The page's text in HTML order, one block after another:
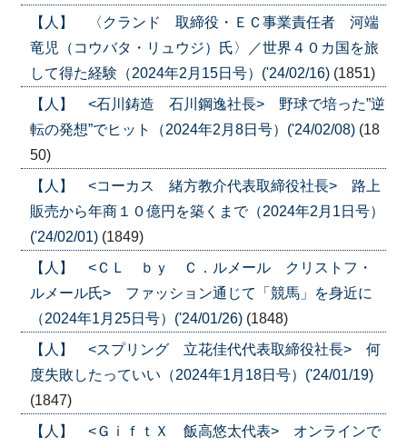
【人】 〈クランド 取締役・ＥＣ事業責任者 河端
竜児（コウバタ・リュウジ）氏〉／世界４０カ国を旅
して得た経験（2024年2月15日号）('24/02/16) (1851)
【人】 <石川鋳造 石川鋼逸社長> 野球で培った”逆
転の発想”でヒット（2024年2月8日号）('24/02/08) (18
50)
【人】 <コーカス 緒方教介代表取締役社長> 路上
販売から年商１０億円を築くまで（2024年2月1日号）
('24/02/01) (1849)
【人】 <ＣＬ ｂｙ Ｃ．ルメール クリストフ・
ルメール氏> ファッション通じて「競馬」を身近に
（2024年1月25日号）('24/01/26) (1848)
【人】 <スプリング 立花佳代代表取締役社長> 何
度失敗したっていい（2024年1月18日号）('24/01/19)
(1847)
【人】 <ＧｉｆｔＸ 飯高悠太代表> オンラインで